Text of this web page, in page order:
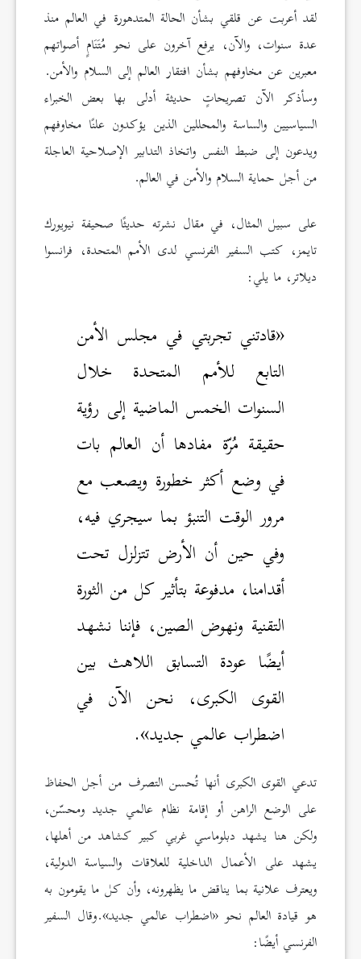
لقد أعربت عن قلقي بشأن الحالة المتدهورة في العالم منذ
عدة سنوات، والآن، يرفع آخرون على نحو مُتَنَامٍ أصواتهم
معبرين عن مخاوفهم بشأن افتقار العالم إلى السلام والأمن.
وسأذكر الآن تصريحاتٍ حديثة أدلى بها بعض الخبراء
السياسيين والساسة والمحللين الذين يؤكدون علنًا مخاوفهم
ويدعون إلى ضبط النفس واتخاذ التدابير الإصلاحية العاجلة
من أجل حماية السلام والأمن في العالم.
على سبيل المثال، في مقال نشرته حديثًا صحيفة نيويورك
تايمز، كتب السفير الفرنسي لدى الأمم المتحدة، فرانسوا
ديلاتر، ما يلي:
«قادتني تجربتي في مجلس الأمن
التابع للأمم المتحدة خلال
السنوات الخمس الماضية إلى رؤية
حقيقة مُرّة مفادها أن العالم بات
في وضع أكثر خطورة ويصعب مع
مرور الوقت التنبؤ بما سيجري فيه،
وفي حين أن الأرض تتزلزل تحت
أقدامنا، مدفوعة بتأثير كل من الثورة
التقنية ونهوض الصين، فإننا نشهد
أيضًا عودة التسابق اللاهث بين
القوى الكبرى، نحن الآن في
اضطراب عالمي جديد».
تدعي القوى الكبرى أنها تُحسن التصرف من أجل الحفاظ
على الوضع الراهن أو إقامة نظام عالمي جديد ومحسّن،
ولكن هنا يشهد دبلوماسي غربي كبير كشاهد من أهلها،
يشهد على الأعمال الداخلية للعلاقات والسياسة الدولية،
ويعترف علانية بما يناقض ما يظهرونه، وأن كل ما يقومون به
هو قيادة العالم نحو «اضطراب عالمي جديد».وقال السفير
الفرنسي أيضًا: